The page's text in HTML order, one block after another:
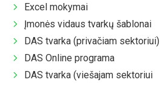
Excel mokymai
Įmonės vidaus tvarkų šablonai
DAS tvarka (privačiam sektoriui)
DAS Online programa
DAS tvarka (viešajam sektoriui